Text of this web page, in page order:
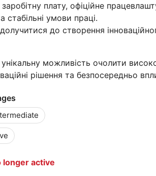
плату, офіційне
стабільні умови праці.
до створення
можливість очолити
рішення та безпосередньо
longer active